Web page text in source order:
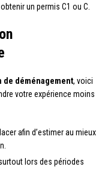
un permis C1 ou C.
de déménagement, voici
votre expérience moins
afin d’estimer au mieux
lors des périodes